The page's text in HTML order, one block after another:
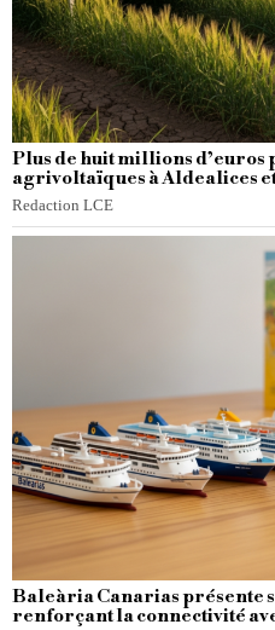
Plus de huit millions d’euros
agrivoltaïques à Aldealices
Redaction LCE
Baleària Canarias présente
renforçant la connectivité